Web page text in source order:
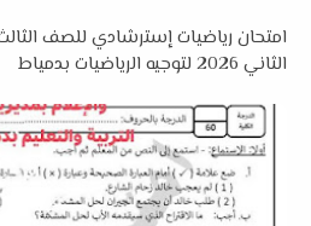
امتحان رياضيات إسترشادي للصف
الثاني 2026 لتوجيه الرياضيات بدمياط